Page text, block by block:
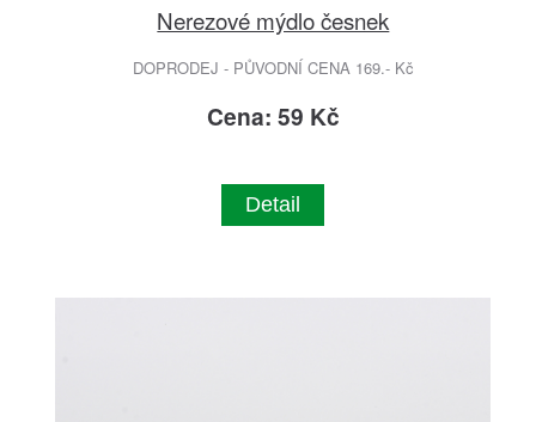
Nerezové mýdlo česnek
DOPRODEJ - PŮVODNÍ CENA 169.- Kč
Cena: 59 Kč
Detail